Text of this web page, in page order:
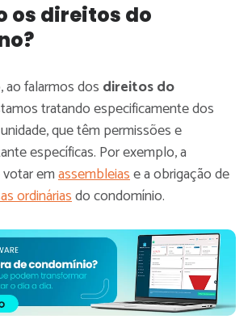
os direitos do
falarmos dos direitos do
tratando especificamente dos
que têm permissões e
específicas. Por exemplo, a
emassembleiase a obrigação de
ordináriasdo condomínio.